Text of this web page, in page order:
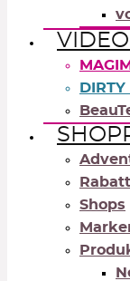
Shops